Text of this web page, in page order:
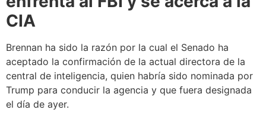
CIA
Brennan ha sido la razón por la cual el Senado ha
aceptado la confirmación de la actual directora de la
central de inteligencia, quien habría sido nominada por
Trump para conducir la agencia y que fuera designada
el día de ayer.